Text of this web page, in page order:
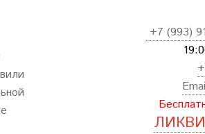
+7 (993)